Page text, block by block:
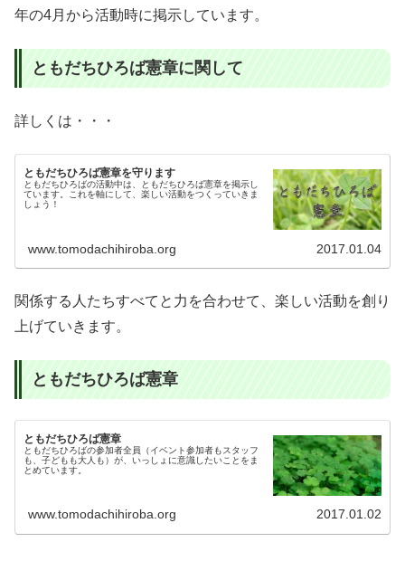
年の4月から活動時に掲示しています。
ともだちひろば憲章に関して
詳しくは・・・
ともだちひろば憲章を守ります
ともだちひろばの活動中は、ともだちひろば憲章を掲示し
ています。これを軸にして、楽しい活動をつくっていきま
しょう！
www.tomodachihiroba.org 2017.01.04
関係する人たちすべてと力を合わせて、楽しい活動を創り
上げていきます。
ともだちひろば憲章
ともだちひろば憲章
ともだちひろばの参加者全員（イベント参加者もスタッフ
も、子どもも大人も）が、いっしょに意識したいことをま
とめています。
www.tomodachihiroba.org 2017.01.02